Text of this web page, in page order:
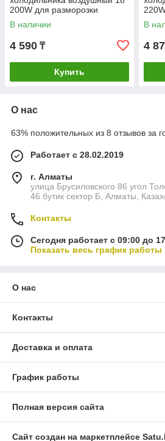
200W для разморозки
испарителя
В наличии
4 590 ₸
Купить
В
4
О нас
63% положительных из 8 отзывов за
Работает с 28.02.2019
г. Алматы
улица Брусиловского 86 угол
46 бутик сектор Б, Алматы,
Контакты
Сегодня работает с 09:00 до
Показать весь график работы
О нас
Контакты
Доставка и оплата
График работы
Полная версия сайта
Сайт создан на маркетплейсе